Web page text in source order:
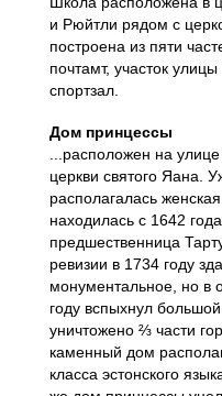
и Рюйтли рядом с
построена из пяти
почтамт, участок
спортзал.
Дом принцессы
...расположен на
церкви святого Яана.
располагалась
находилась с 1642
предшественница
ревизии в 1734 году
монументальное, но в
году вспыхнул
уничтожено ⅔ части
каменный дом
класса эстонского